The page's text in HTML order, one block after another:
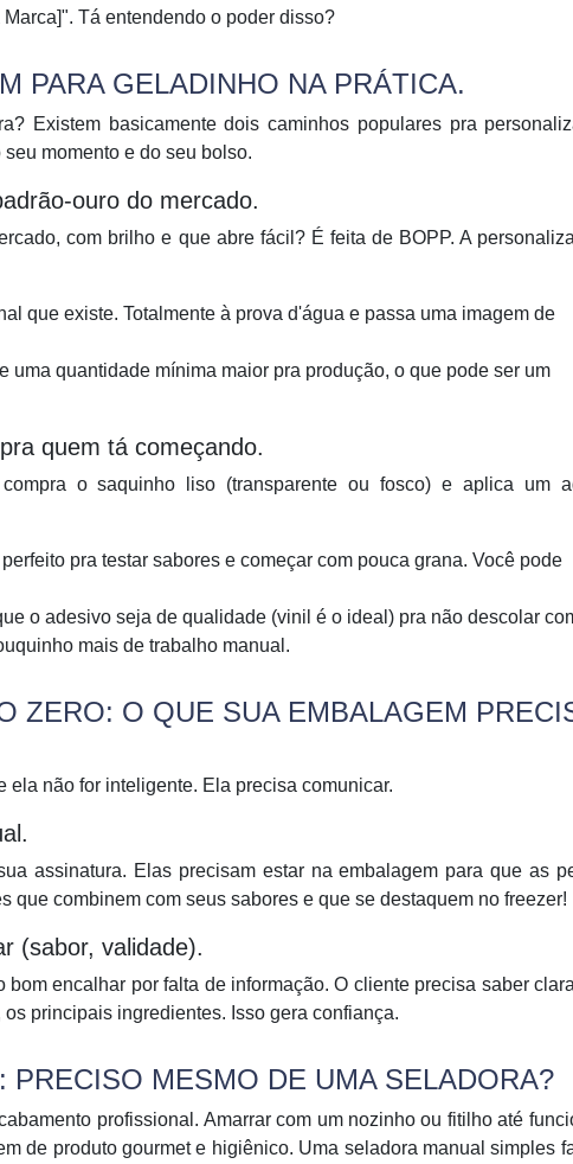
Tá entendendo o poder disso?
PARA GELADINHO NA PRÁTICA.
Existem basicamente dois caminhos populares pra
momento e do seu bolso.
ouro do mercado.
com brilho e que abre fácil? É feita de BOPP. A
que existe. Totalmente à prova d'água e passa uma imagem de
uma quantidade mínima maior pra produção, o que pode ser um
quem tá começando.
o saquinho liso (transparente ou fosco) e aplica um
pra testar sabores e começar com pouca grana. Você pode
o adesivo seja de qualidade (vinil é o ideal) pra não descolar
mais de trabalho manual.
ZERO: O QUE SUA EMBALAGEM
ela não for inteligente. Ela precisa comunicar.
assinatura. Elas precisam estar na embalagem para que as
que combinem com seus sabores e que se destaquem no freezer!
(sabor, validade).
encalhar por falta de informação. O cliente precisa saber
principais ingredientes. Isso gera confiança.
PRECISO MESMO DE UMA SELADORA?
profissional. Amarrar com um nozinho ou fitilho até
de produto gourmet e higiênico. Uma seladora manual simples